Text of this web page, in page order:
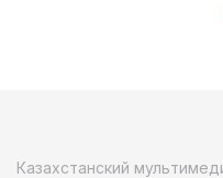
Казахстанский